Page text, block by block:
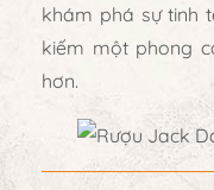
khám phá sự tinh
kiếm một phong
hơn.